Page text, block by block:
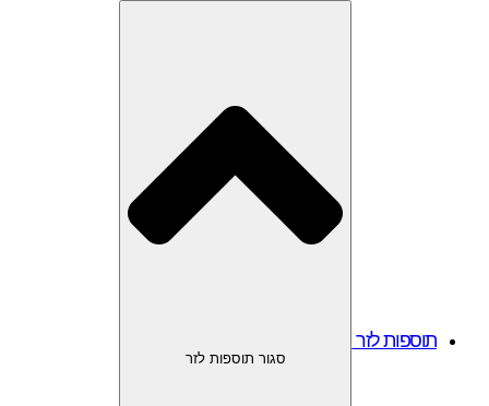
תוספות לזר
סגור תוספות לזר